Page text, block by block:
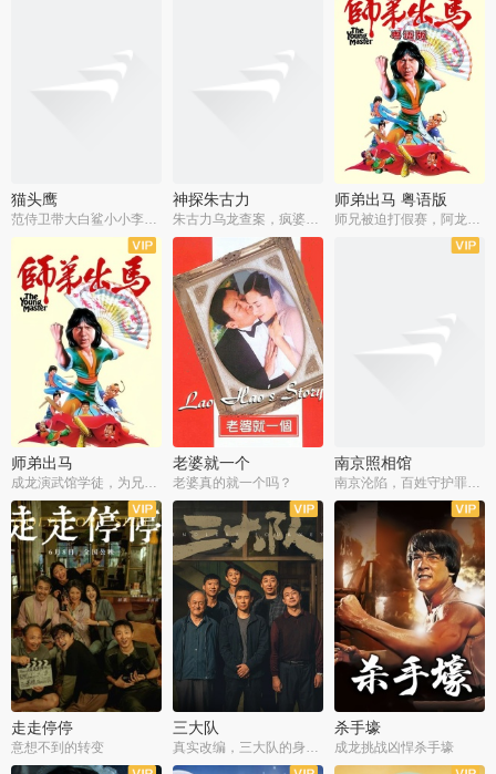
猫头鹰
范侍卫带大白鲨小小李破案寻妃
神探朱古力
朱古力乌龙查案，疯婆子神助攻
师弟出马 粤语版
师兄被迫打假赛，阿龙追查斗黑帮
师弟出马
成龙演武馆学徒，为兄搏命战黑道
老婆就一个
老婆真的就一个吗？
南京照相馆
南京沦陷，百姓守护罪证底片
走走停停
意想不到的转变
三大队 杀手壕
成龙挑战凶悍杀手壕